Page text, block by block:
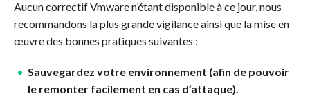
Aucun correctif Vmware n’étant disponible à ce jour, nous
recommandons la plus grande vigilance ainsi que la mise en
œuvre des bonnes pratiques suivantes :
Sauvegardez votre environnement (afin de pouvoir
le remonter facilement en cas d’attaque).